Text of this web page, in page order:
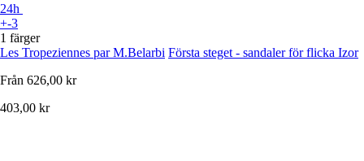
24h
+-3
1 färger
Les Tropeziennes par M.Belarbi Första steget - sandaler för flicka Izor
Från 626,00 kr
403,00 kr